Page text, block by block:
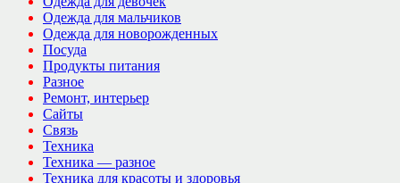
Одежда для мальчиков
Одежда для новорожденных
Посуда
Продукты питания
Разное
Ремонт, интерьер
Сайты
Связь
Техника
Техника — разное
Техника для красоты и здоровья